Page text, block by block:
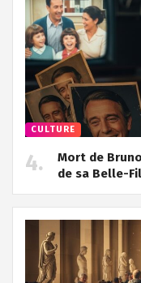
CULTURE
Mort de
de sa Belle-